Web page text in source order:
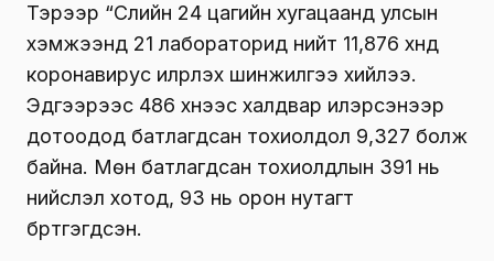
Тэрээр “Сүүлийн 24 цагийн хугацаанд улсын
хэмжээнд 21 лабораторид нийт 11,876 хүнд
коронавирус илрүүлэх шинжилгээ хийлээ.
Эдгээрээс 486 хүнээс халдвар илэрсэнээр
дотоодод батлагдсан тохиолдол 9,327 болж
байна. Мөн батлагдсан тохиолдлын 391 нь
нийслэл хотод, 93 нь орон нутагт
бүртгэгдсэн.